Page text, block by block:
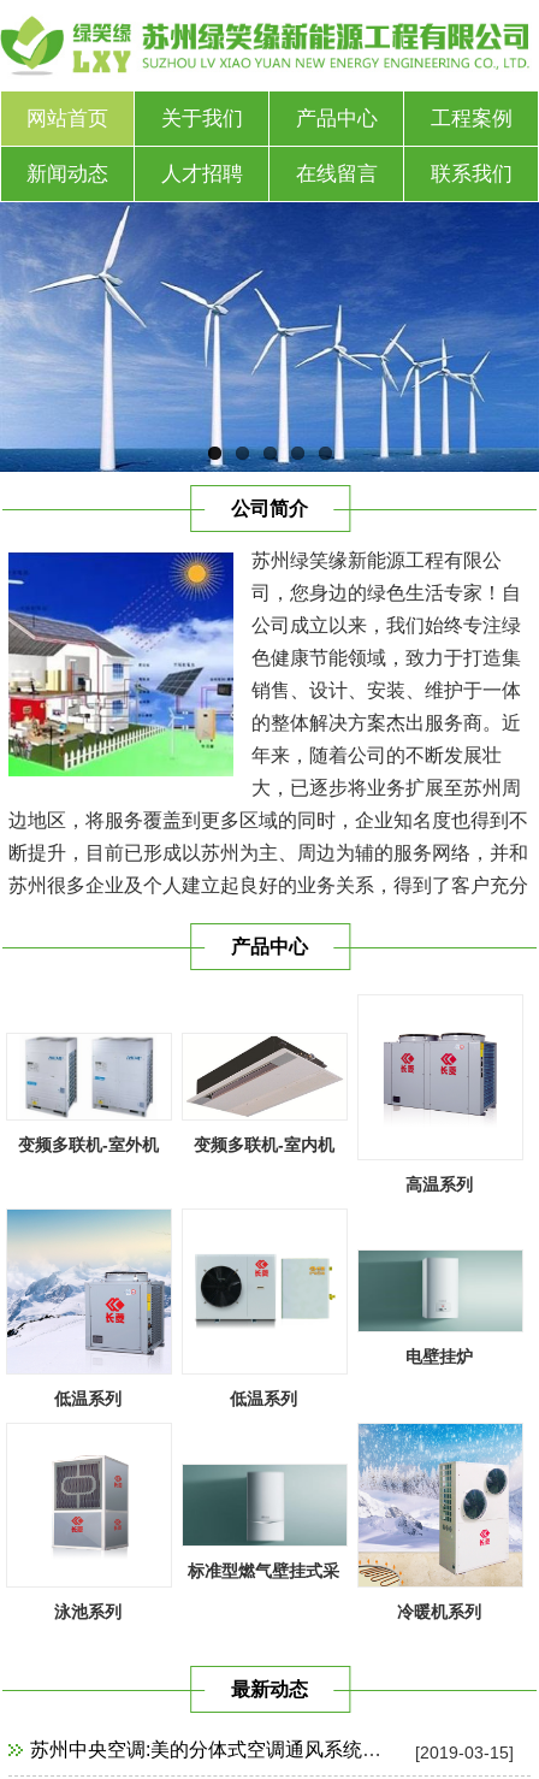
网站首页 关于我们 产品中心 工程案例
新闻动态 人才招聘 在线留言 联系我们
公司简介
苏州绿笑缘新能源工程有限公
司，您身边的绿色生活专家！自
公司成立以来，我们始终专注绿
色健康节能领域，致力于打造集
销售、设计、安装、维护于一体
的整体解决方案杰出服务商。近
年来，随着公司的不断发展壮
大，已逐步将业务扩展至苏州周
边地区，将服务覆盖到更多区域的同时，企业知名度也得到不
断提升，目前已形成以苏州为主、周边为辅的服务网络，并和
苏州很多企业及个人建立起良好的业务关系，得到了客户充分
与时俱进，树立良好的企业形象，以优质的服务、优质的技术
产品中心
变频多联机-室外机 变频多联机-室内机
高温系列
低温系列 低温系列
电壁挂炉
泳池系列
标准型燃气壁挂式采
冷暖机系列
最新动态
[2019-03-15]
苏州中央空调:美的分体式空调通风系统故障检修